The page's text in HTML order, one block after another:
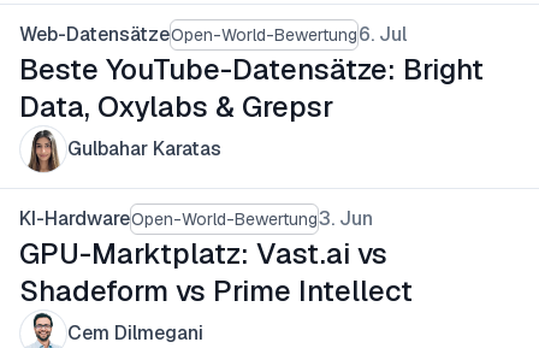
Web-DatensätzeOpen-World-Bewertung6. Jul
Beste YouTube-Datensätze: Bright
Data, Oxylabs & Grepsr
Gulbahar Karatas
KI-HardwareOpen-World-Bewertung3. Jun
GPU-Marktplatz: Vast.ai vs
Shadeform vs Prime Intellect
Cem Dilmegani